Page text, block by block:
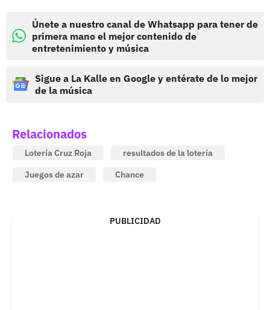
Únete a nuestro canal de Whatsapp para tener de
primera mano el mejor contenido de
entretenimiento y música
Sigue a La Kalle en Google y entérate de lo mejor
de la música
Relacionados
Lotería Cruz Roja
resultados de la lotería
Juegos de azar
Chance
PUBLICIDAD